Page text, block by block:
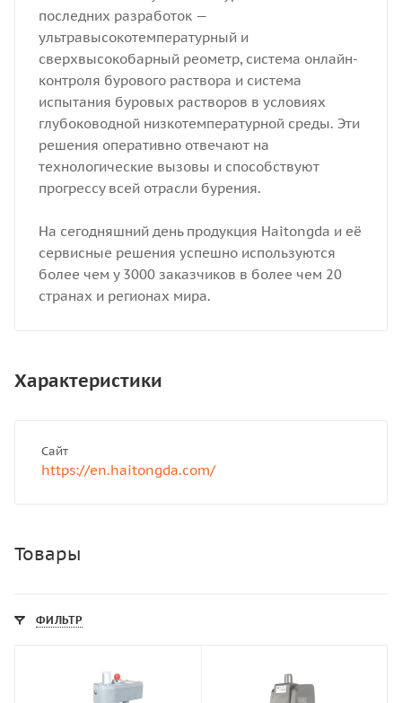
последних разработок —
ультравысокотемпературный и
сверхвысокобарный реометр, система онлайн-
контроля бурового раствора и система
испытания буровых растворов в условиях
глубоководной низкотемпературной среды. Эти
решения оперативно отвечают на
технологические вызовы и способствуют
прогрессу всей отрасли бурения.
На сегодняшний день продукция Haitongda и её
сервисные решения успешно используются
более чем у 3000 заказчиков в более чем 20
странах и регионах мира.
Характеристики
Сайт
https://en.haitongda.com/
Товары
ФИЛЬТР